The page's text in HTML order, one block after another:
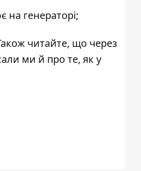
генераторі;
читайте, що через
ми й про те, як у